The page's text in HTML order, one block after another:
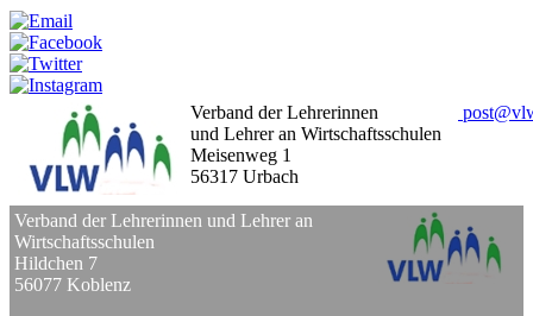
Verband der Lehrerinnen
und Lehrer an Wirtschaftsschulen
Meisenweg 1
56317 Urbach
post@
Verband der Lehrerinnen und Lehrer an
Wirtschaftsschulen
Hildchen 7
56077 Koblenz